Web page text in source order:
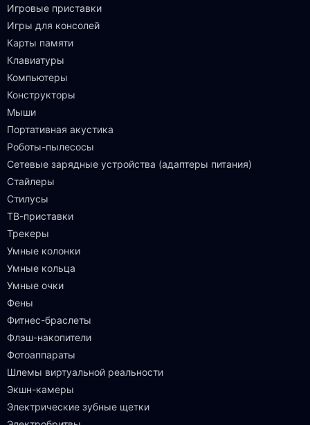
Игровые приставки
Игры для консолей
Карты памяти
Клавиатуры
Компьютеры
Конструкторы
Мыши
Портативная акустика
Роботы-пылесосы
Сетевые зарядные устройства (адаптеры питания)
Стайлеры
Стилусы
ТВ-приставки
Трекеры
Умные колонки
Умные кольца
Умные очки
Фены
Фитнес-браслеты
Флэш-накопители
Фотоаппараты
Шлемы виртуальной реальности
Экшн-камеры
Электрические зубные щетки